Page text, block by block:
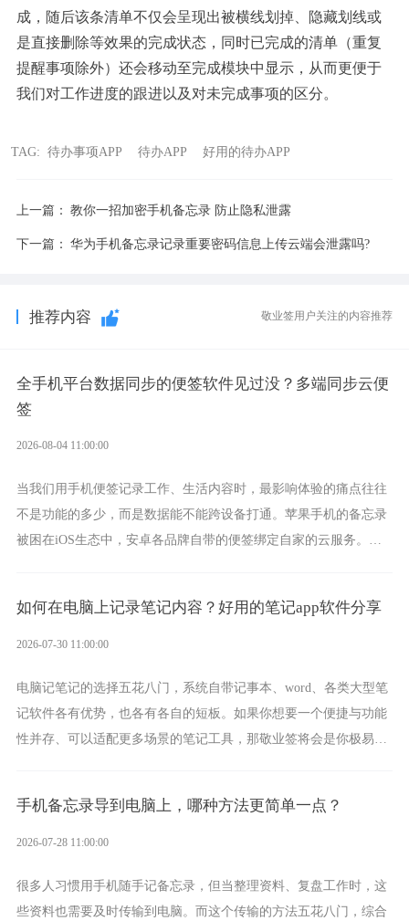
成，随后该条清单不仅会呈现出被横线划掉、隐藏划线或
是直接删除等效果的完成状态，同时已完成的清单（重复
提醒事项除外）还会移动至完成模块中显示，从而更便于
我们对工作进度的跟进以及对未完成事项的区分。
TAG: 待办事项APP 待办APP 好用的待办APP
上一篇： 教你一招加密手机备忘录 防止隐私泄露
下一篇： 华为手机备忘录记录重要密码信息上传云端会泄露吗?
推荐内容 敬业签用户关注的内容推荐
全手机平台数据同步的便签软件见过没？多端同步云便
签
2026-08-04 11:00:00
当我们用手机便签记录工作、生活内容时，最影响体验的痛点往往
不是功能的多少，而是数据能不能跨设备打通。苹果手机的备忘录
被困在iOS生态中，安卓各品牌自带的便签绑定自家的云服务。而
如何在电脑上记录笔记内容？好用的笔记app软件分享
2026-07-30 11:00:00
电脑记笔记的选择五花八门，系统自带记事本、word、各类大型笔
记软件各有优势，也各有各自的短板。如果你想要一个便捷与功能
性并存、可以适配更多场景的笔记工具，那敬业签将会是你极易上
手机备忘录导到电脑上，哪种方法更简单一点？
2026-07-28 11:00:00
很多人习惯用手机随手记备忘录，但当整理资料、复盘工作时，这
些资料也需要及时传输到电脑。而这个传输的方法五花八门，综合